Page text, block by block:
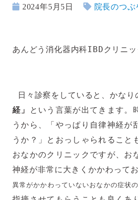
2024年5月5日 院長のつぶ
あんどう消化器内科IBDクリニッ
日々診察をしていると、かなり
経」
という言葉が出てきます。
うから、「やっぱり自律神経が
うか？」とおっしゃられること
おなかのクリニックですが、お
神経が非常に大きくかかわって
異常がかかわっていないおなかの症状